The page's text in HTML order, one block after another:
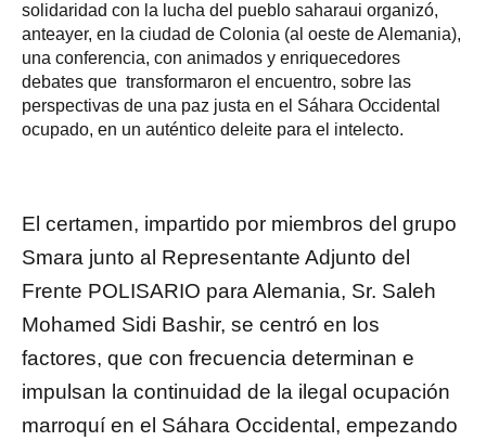
solidaridad con la lucha del pueblo saharaui organizó,
anteayer, en la ciudad de Colonia (al oeste de Alemania),
una conferencia, con animados y enriquecedores
debates que transformaron el encuentro, sobre las
perspectivas de una paz justa en el Sáhara Occidental
ocupado, en un auténtico deleite para el intelecto.
El certamen, impartido por miembros del grupo
Smara junto al Representante Adjunto del
Frente POLISARIO para Alemania, Sr. Saleh
Mohamed Sidi Bashir, se centró en los
factores, que con frecuencia determinan e
impulsan la continuidad de la ilegal ocupación
marroquí en el Sáhara Occidental, empezando